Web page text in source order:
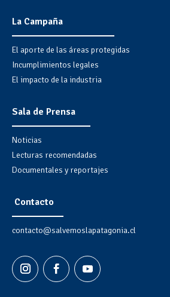
La Campaña
El aporte de las áreas protegidas
Incumplimientos legales
El impacto de la industria
Sala de Prensa
Noticias
Lecturas recomendadas
Documentales y reportajes
Contacto
contacto@salvemoslapatagonia.cl